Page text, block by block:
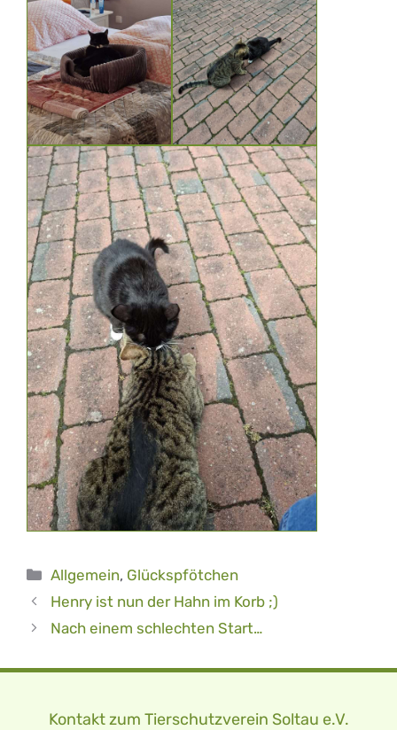
Kategorien
Allgemein, Glückspfötchen
Henry ist nun der Hahn im Korb ;)
Nach einem schlechten Start…
Kontakt zum Tierschutzverein Soltau e.V.